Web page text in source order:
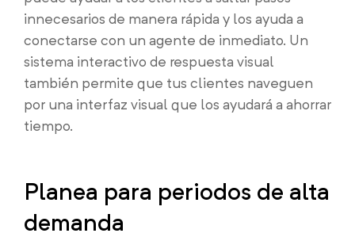
innecesarios de manera rápida y los ayuda a
conectarse con un agente de inmediato. Un
sistema interactivo de respuesta visual
también permite que tus clientes naveguen
por una interfaz visual que los ayudará a ahorrar
tiempo.
Planea para periodos de alta
demanda